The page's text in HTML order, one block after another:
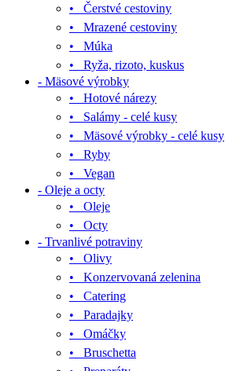
• Čerstvé cestoviny
• Mrazené cestoviny
• Múka
• Ryža, rizoto, kuskus
- Mäsové výrobky
• Hotové nárezy
• Salámy - celé kusy
• Mäsové výrobky - celé kusy
• Ryby
• Vegan
- Oleje a octy
• Oleje
• Octy
- Trvanlivé potraviny
• Olivy
• Konzervovaná zelenina
• Catering
• Paradajky
• Omáčky
• Bruschetta